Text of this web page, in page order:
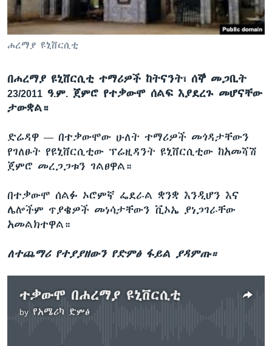
ቋንቋዎች
ሐረማያ ዩኒቨርሲቲ
በሐረማያ ዩኒቨርሲቲ ተማሪዎች ከትናንት፣ ሰኞ መጋቢት
23/2011 ዓ.ም. ጀምሮ የተቃውሞ ሰልፍ እያደረጉ መሆናቸው
ታውቋል።
ድሬዳዋ — በተቃውሞው ሁለት ተማሪዎች መጎዳታቸውን
የገለፁት የዩኒቨርሲቲው ፕሬዚዳንት ዩኒቨርሲቲው ከአመሻሽ
ጀምሮ መረጋጋቱን ገልፀዋል።
በተቃውሞ ሰልፉ ኦሮምኛ ፌደራል ቋንቋ እንዲሆን እና
ሌሎችም ጥያቄዎች መነሳታቸውን ቪኦኤ ያነጋገራቸው
አመልክተዋል።
ለተጨማሪ የተያያዘውን የድምፅ ፋይል ያዳምጡ።
ተቃውሞ በሐረማያ ዩኒቨርሲቲ
by የአሜሪካ ድምፅ
No media source currently available